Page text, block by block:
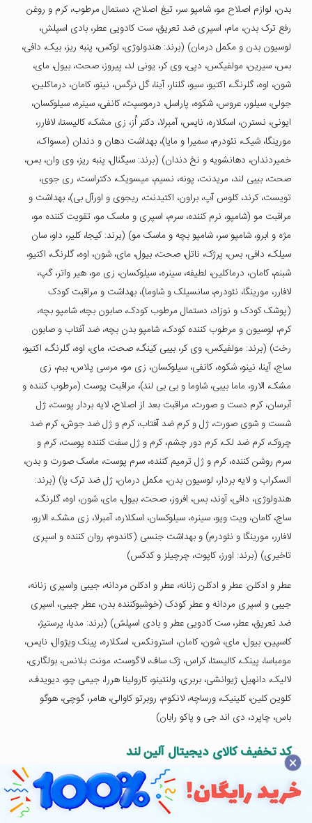
بدن، لوازم اصلاح مو، شامپو سر، تیغ اصلاح، دستمال مرطوب، کرم و روغن
رفع ترک بدن، مام، اسپری ضد تعریق، ست کادویی عطر، بادی اسپلش،
لوسیون بدن و مکمل درمان) (برند: هندولوژی، لوکس، پنبه ریز، بیک، دافی،
بس، سیرین، مولفیکس، دپی، وی کر، یونی لد، پیروز، صحت، بیول، مای،
شون، اوه، گلرنگ، اکتیو، سیو، گلنار، آینا، گل نرگس، نینو، کامان، درماکلین،
جولی، سیلور، عروس، شکوه، پاراسل، درموسپت، کانفی، سینره، سیلوکسان،
ایونی، نسترن، اسکلاره، نایس، آمبرلا، دکتر اُز، زی مشک، کالیستا، لافارر،
مورینگا، شیک، نئودرم، سمیرا و مایا)، بهداشت دهان و دندان (مسواک،
خمیردندان، دهانشویه و نخ دندان) (برند: سیگنال، پنبه ریز، وی وان، بس،
صحت، بیبی لند، مریدنت، پونه، نسیم، میسویک، دکتراست، ری جوی،
تویست، کرند، کلوس آپ، براون، اکتیدنت، ریجوی و اورآل بی)، بهداشت و
مراقبت مو (شامپو، نرم کننده، سرم، اسپری و ماسک مو، تقویت کننده مو،
مژه و ابرو، شامپو سر، شامپو بچه و ماسک مو) (برند: کیجا، کلیر، داو، سان
سیلک، دافی، بس، پرژک، ناتل، صحت، بیول، مای، شون، اوه، گلرنگ، اکتیو،
شبنم، کامان، درماکلین، لطیفه، سینره، سیلوکسان، زی مو، هیر واتر، گپ،
لافارر، مورینگا، نئودرم، سانسیلک و شاوما)، بهداشت و مراقبت کودک
(پوشک کودک و نوزاد، دستمال مرطوب کودک، صابون بچه، شامپو بچه،
کرم، لوسیون و مرطوب کننده کودک، شامپو بدن بچه، ضد آفتاب و صابون
رخت) (برند: مولفیکس، وی کر، بیبی کینگ، صحت، مای، اوه، گلرنگ، اکتیو،
ساج، آینا، نینو، شکوه، کانفی، سیلوکسان، زی مو، مرسی پلاس، ببم، زی
مشک، الارو، ماما بیبی، شاوما و بی بی لند)، مراقبت پوست (مرطوب کننده و
آبرسان، کرم دست و صورت، مراقبت بعد از اصلاح، لایه بردار پوست، ژل
شست و شوی صورت، ژل و کرم ضد آفتاب، کرم و ژل ضد جوش، کرم ضد
چروک، کرم ضد لک، کرم دور چشم، کرم و ژل سفت کننده پوست، کرم و
سرم روشن کننده، کرم و ژل ترمیم کننده، سرم پوست، ماسک صورت و بدن،
السکراب و لایه بردار، لوسیون بدن، مکمل درمان، ژل ضد ترک پا) (برند:
هندولوژی، دافی، آوند، بس، افروز، صحت، بیول، مای، شون، اوه، گلرنگ،
ساج، کامان، ویت ویو، سینره، سیلوکسان، اسکلاره، آمبرلا، زی مشک، الارو،
لافارر، مورینگا و نئودرم) و بهداشت جنسی (کاندوم، روان کننده و اسپری
تاخیری) (برند: اورز، کاپوت، چرچیلز و کدکس)
عطر و ادکلن: عطر و ادکلن زنانه، عطر و ادکلن مردانه، جیبی واسپری زنانه،
جیبی و اسپری مردانه و عطر کودک (خوشبوکننده بدن، عطر جیبی، اسپری
ضد تعریق، عطر، ست کادویی عطر و بادی اسپلش) (برند: مدیا، پرستیژ،
کاسپین، بیول، مای، شون، کامان، استرونکس، اسکلاره، پینک ویژوال، نایس،
مومباسا، پینک، کالیستا، کراس، ژک ساف، لاگوست، مونت بلانس، بولگاری،
لالیک، دانهیل، ژیوانشی، بربری، ولنتینو، کارولینا هررا، جیمی چو، دیویدف،
کلوین کلین، کلینیک، ورساچه، لانکوم، روبرتو کاوالی، هامر، گوچی، هوگو
باس، چاپرد، دی اند جی و پاکو رابان)
کد تخفیف کالای دیجیتال آلین لند
گوشی موبایل (برند: سامسونگ، اپل، شیائومی، هوآوی، آنرو نوکیا)
ساعت و مچ بند هوشمند: ساعت هوشمند (برند: اپل، آنر، سامسونگ،
×